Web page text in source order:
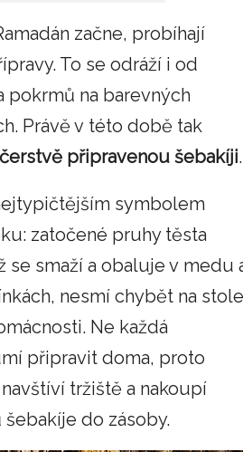
začne, probíhají
To se odráží i od
pokrmů na barevných
Právě v této době tak
čerstvě připravenou šebakíji.
symbolem
zatočené pruhy těsta
se smaží a obaluje v medu
nesmí chybět na stole
Ne každá
připravit doma, proto
tržiště a nakoupí
do zásoby.